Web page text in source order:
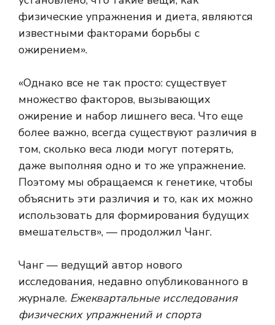
физические упражнения и диета, являются
известными факторами борьбы с
ожирением».
«Однако все не так просто: существует
множество факторов, вызывающих
ожирение и набор лишнего веса. Что еще
более важно, всегда существуют различия в
том, сколько веса люди могут потерять,
даже выполняя одно и то же упражнение.
Поэтому мы обращаемся к генетике, чтобы
объяснить эти различия и то, как их можно
использовать для формирования будущих
вмешательств», — продолжил Чанг.
Чанг — ведущий автор нового
исследования, недавно опубликованного в
журнале. Ежеквартальные исследования
физических упражнений и спорта